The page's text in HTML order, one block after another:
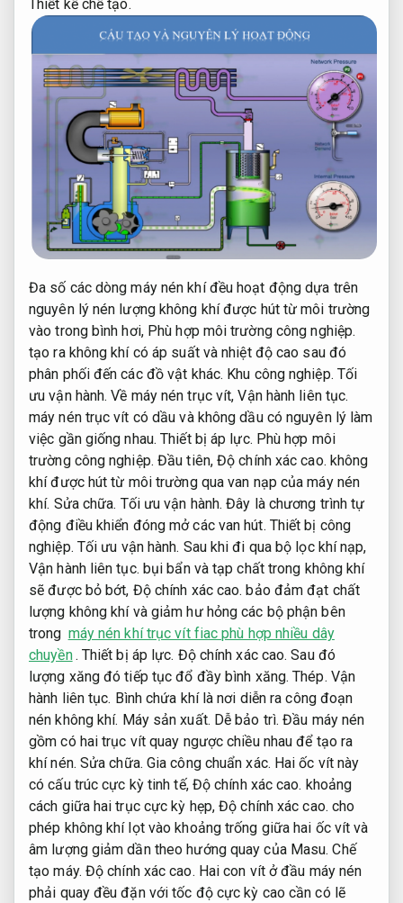
Thiết kế chế tạo.
Đa số các dòng máy nén khí đều hoạt động dựa trên
nguyên lý nén lượng không khí được hút từ môi trường
vào trong bình hơi, Phù hợp môi trường công nghiệp.
tạo ra không khí có áp suất và nhiệt độ cao sau đó
phân phối đến các đồ vật khác. Khu công nghiệp. Tối
ưu vận hành. Về máy nén trục vít,Vận hành liên tục.
máy nén trục vít có dầu và không dầu có nguyên lý làm
việc gần giống nhau.Thiết bị áp lực. Phù hợp môi
trường công nghiệp. Đầu tiên,Độ chính xác cao. không
khí được hút từ môi trường qua van nạp của máy nén
khí. Sửa chữa. Tối ưu vận hành. Đây là chương trình tự
động điều khiển đóng mở các van hút. Thiết bị công
nghiệp. Tối ưu vận hành. Sau khi đi qua bộ lọc khí nạp,
Vận hành liên tục. bụi bẩn và tạp chất trong không khí
sẽ được bỏ bớt, Độ chính xác cao. bảo đảm đạt chất
lượng không khí và giảm hư hỏng các bộ phận bên
trong máy nén khí trục vít fiac phù hợp nhiều dây
chuyền. Thiết bị áp lực. Độ chính xác cao. Sau đó
lượng xăng đó tiếp tục đổ đầy bình xăng.Thép. Vận
hành liên tục. Bình chứa khí là nơi diễn ra công đoạn
nén không khí. Máy sản xuất. Dễ bảo trì. Đầu máy nén
gồm có hai trục vít quay ngược chiều nhau để tạo ra
khí nén. Sửa chữa. Gia công chuẩn xác. Hai ốc vít này
có cấu trúc cực kỳ tinh tế, Độ chính xác cao. khoảng
cách giữa hai trục cực kỳ hẹp,Độ chính xác cao. cho
phép không khí lọt vào khoảng trống giữa hai ốc vít và
âm lượng giảm dần theo hướng quay của Masu.Chế
tạo máy. Độ chính xác cao. Hai con vít ở đầu máy nén
phải quay đều đặn với tốc độ cực kỳ cao cần có lẽ